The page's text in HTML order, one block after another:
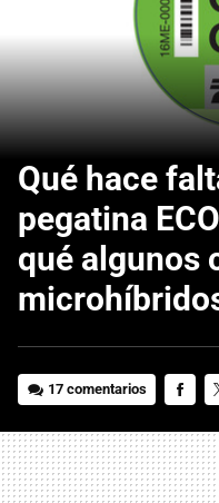
Qué hace
pegatina
qué algunos
17 comentarios